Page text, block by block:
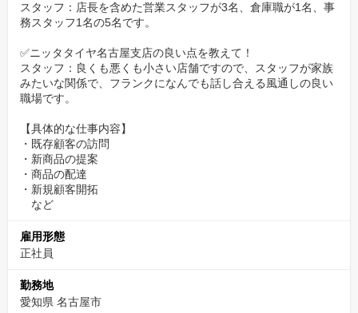
スタッフ：店長を含めた営業スタッフが3名、倉庫職が1名、事
務スタッフ1名の5名です。
✅ニッタタイヤ名古屋支店の良い点を教えて！
スタッフ：良くも悪くも小さい店舗ですので、スタッフが家族
みたいな関係で、フランクになんでも話し合える風通しの良い
職場です。
【具体的な仕事内容】
・既存顧客の訪問
・新商品の提案
・商品の配達
・新規顧客開拓
など
雇用形態
正社員
勤務地
愛知県 名古屋市